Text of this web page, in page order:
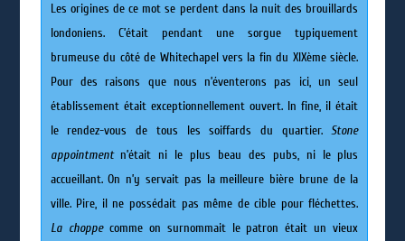
Les origines de ce mot se perdent dans la nuit des brouillards
londoniens. C’était pendant une sorgue typiquement
brumeuse du côté de Whitechapel vers la fin du XIXème siècle.
Pour des raisons que nous n’éventerons pas ici, un seul
établissement était exceptionnellement ouvert. In fine, il était
le rendez-vous de tous les soiffards du quartier.Stone
appointmentn’était ni le plus beau des pubs, ni le plus
accueillant. On n’y servait pas la meilleure bière brune de la
ville. Pire, il ne possédait pas même de cible pour fléchettes.
La choppecomme on surnommait le patron était un vieux